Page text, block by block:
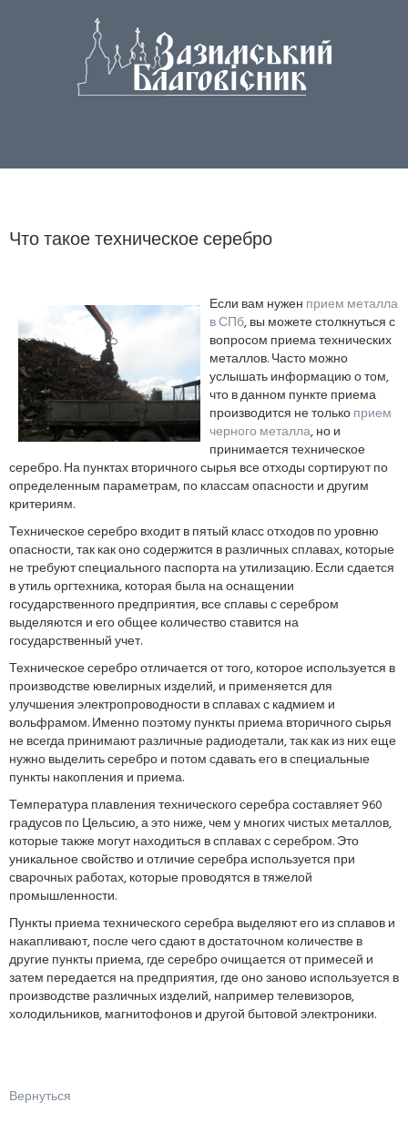
Что такое техническое серебро
Если вам нужен прием металла
в СПб, вы можете столкнуться с
вопросом приема технических
металлов. Часто можно
услышать информацию о том,
что в данном пункте приема
производится не толькоприем
черного металла, но и
принимается техническое
серебро. На пунктах вторичного сырья все отходы сортируют по
определенным параметрам, по классам опасности и другим
критериям.
Техническое серебро входит в пятый класс отходов по уровню
опасности, так как оно содержится в различных сплавах, которые
не требуют специального паспорта на утилизацию. Если сдается
в утиль оргтехника, которая была на оснащении
государственного предприятия, все сплавы с серебром
выделяются и его общее количество ставится на
государственный учет.
Техническое серебро отличается от того, которое используется в
производстве ювелирных изделий, и применяется для
улучшения электропроводности в сплавах с кадмием и
вольфрамом. Именно поэтому пункты приема вторичного сырья
не всегда принимают различные радиодетали, так как из них еще
нужно выделить серебро и потом сдавать его в специальные
пункты накопления и приема.
Температура плавления технического серебра составляет 960
градусов по Цельсию, а это ниже, чем у многих чистых металлов,
которые также могут находиться в сплавах с серебром. Это
уникальное свойство и отличие серебра используется при
сварочных работах, которые проводятся в тяжелой
промышленности.
Пункты приема технического серебра выделяют его из сплавов и
накапливают, после чего сдают в достаточном количестве в
другие пункты приема, где серебро очищается от примесей и
затем передается на предприятия, где оно заново используется в
производстве различных изделий, например телевизоров,
холодильников, магнитофонов и другой бытовой электроники.
Вернуться